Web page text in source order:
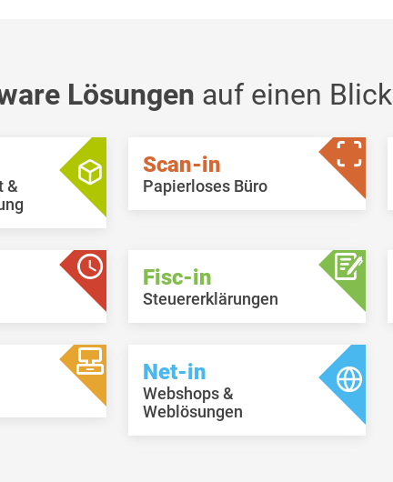
Lösungen auf einen Blick
&
Scan-in
Papierloses Büro
Fisc-in
Steuererklärungen
Net-in
Webshops &
Weblösungen